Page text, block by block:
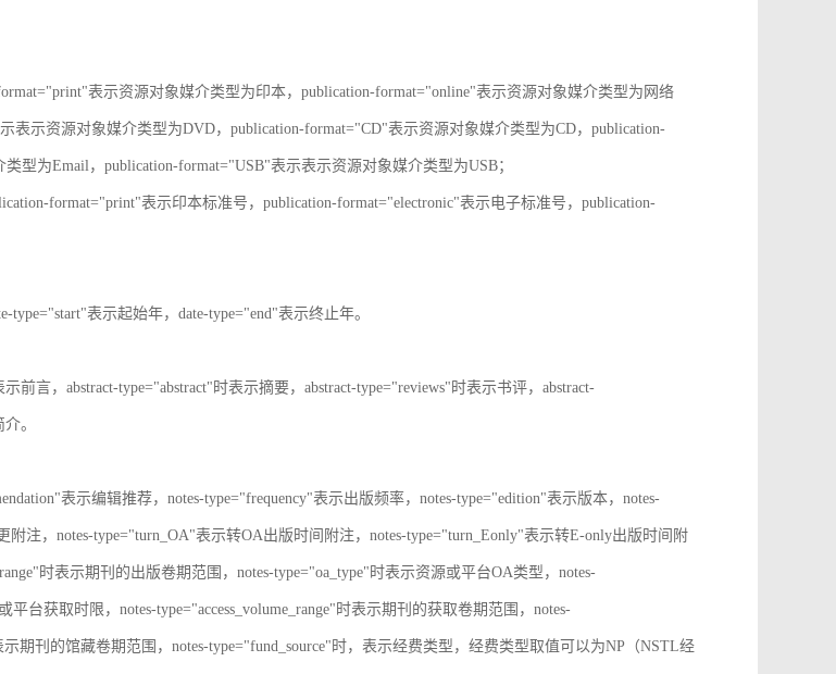
表示资源对象媒介类型为印本，publication-format="online"表示资源对象媒介类型为网络
表示资源对象媒介类型为DVD，publication-format="CD"表示资源对象媒介类型为CD，publication-
型为Email，publication-format="USB"表示表示资源对象媒介类型为USB；
format="print"表示印本标准号，publication-format="electronic"表示电子标准号，publication-
type="start"表示起始年，date-type="end"表示终止年。
示前言，abstract-type="abstract"时表示摘要，abstract-type="reviews"时表示书评，abstract-
。
表示编辑推荐，notes-type="frequency"表示出版频率，notes-type="edition"表示版本，notes-
附注，notes-type="turn_OA"表示转OA出版时间附注，notes-type="turn_Eonly"表示转E-only出版时间附
时表示期刊的出版卷期范围，notes-type="oa_type"时表示资源或平台OA类型，notes-
平台获取时限，notes-type="access_volume_range"时表示期刊的获取卷期范围，notes-
示期刊的馆藏卷期范围，notes-type="fund_source"时，表示经费类型，经费类型取值可以为NP（NSTL经